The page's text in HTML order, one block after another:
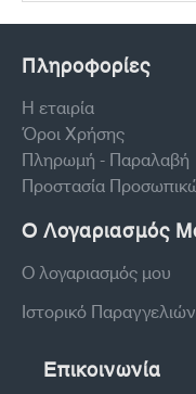
Πληροφορίες
Η εταιρία
Όροι Χρήσης
Πληρωμή - Παραλαβή
Προστασία
Ο Λογαριασμός
Ο λογαριασμός μου
Ιστορικό Παραγγελιών
Επικοινωνία